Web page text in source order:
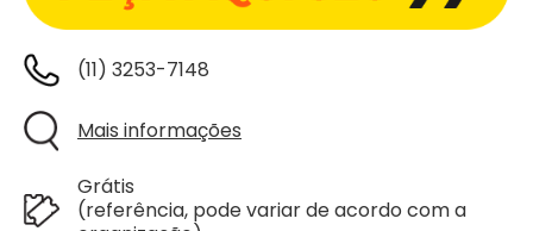
(11) 3253-7148
Mais informações
Grátis
(referência, pode variar de acordo com a